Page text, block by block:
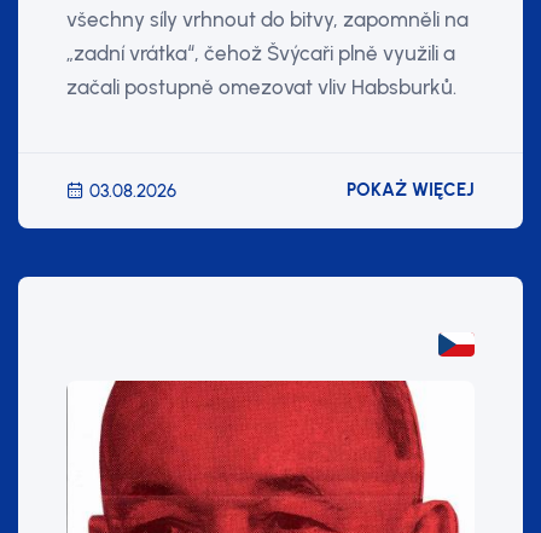
všechny síly vrhnout do bitvy, zapomněli na
„zadní vrátka“, čehož Švýcaři plně využili a
začali postupně omezovat vliv Habsburků.
03.08.2026 POKAŻ WIĘCEJ